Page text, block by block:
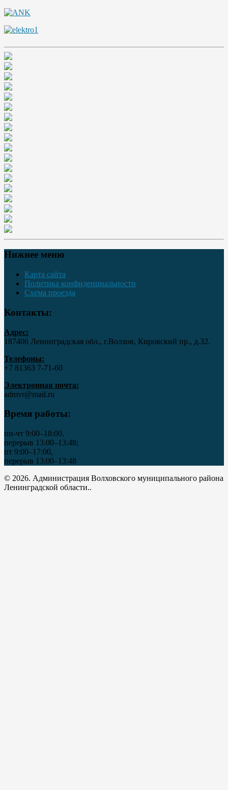
Нижнее меню
Карта сайта
Политика конфиденциальности
Схема проезда
Контакты:
Адрес:
187406 Ленинградская обл., г.Волхов, Кировский пр., д.32.
Телефоны:
+7 81363 7‑71-60
Электронная почта:
admvr@mail.ru
Время работы:
пн-чт 9:00–18:00,
перерыв 13:00–13:48;
пт 9:00–17:00,
перерыв 13:00–13:48
© 2026. Администрация Волховского муниципального района
Ленинградской области..